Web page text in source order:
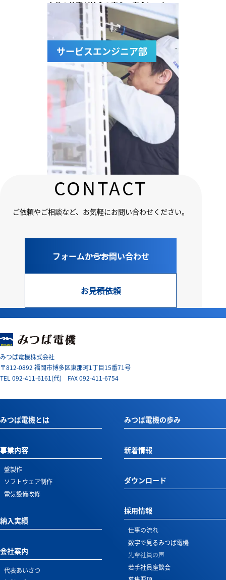
自分の仕事が社会の安心・安全につな
がっているという実感が得られるのが
魅力です。
サービスエンジニア部
2025.06.02
団結力の強さがみつば電機の強み。
電気組立 製造部
CONTACT
ご依頼やご相談など、 お気軽にお問い合わせください。
フォームからお問い合わせ
お見積依頼
みつば電機株式会社
〒812-0892 福岡市博多区東那珂1丁目15番71号
TEL 092-411-6161(代) FAX 092-411-6754
みつば電機とは
事業内容
盤製作
ソフトウェア制作
電気設備改修
納入実績
会社案内
代表あいさつ
みつば電機の歩み
新着情報
ダウンロード
採用情報
仕事の流れ
数字で見るみつば電機
先輩社員の声
若手社員座談会